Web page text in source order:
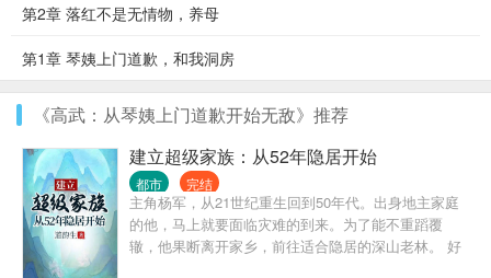
第2章 落红不是无情物，养母
第1章 琴姨上门道歉，和我洞房
《高武：从琴姨上门道歉开始无敌》推荐
建立超级家族：从52年隐居开始
都市 完结
主角杨军，从21世纪重生回到50年代。出身地主家庭
的他，马上就要面临灾难的到来。为了能不重蹈覆
辙，他果断离开家乡，前往适合隐居的深山老林。 好